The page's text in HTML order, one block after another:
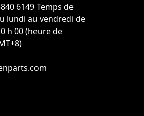
6149 Temps de
lundi au vendredi de
h 00 (heure de